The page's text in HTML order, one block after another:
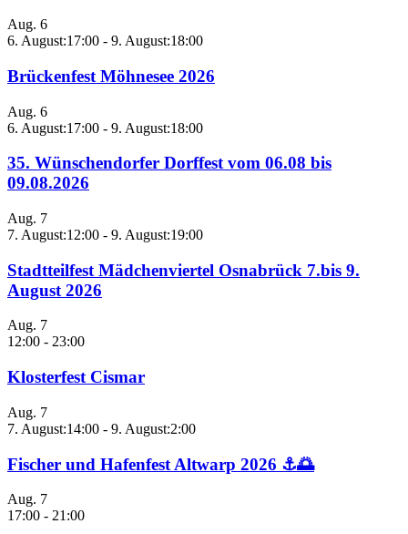
Aug. 6
6. August:17:00 - 9. August:18:00
Brückenfest Möhnesee 2026
Aug. 6
6. August:17:00 - 9. August:18:00
35. Wünschendorfer Dorffest vom 06.08 bis
09.08.2026
Aug. 7
7. August:12:00 - 9. August:19:00
Stadtteilfest Mädchenviertel Osnabrück 7.bis 9.
August 2026
Aug. 7
12:00 - 23:00
Klosterfest Cismar
Aug. 7
7. August:14:00 - 9. August:2:00
Fischer und Hafenfest Altwarp 2026 ⚓🌅
Aug. 7
17:00 - 21:00